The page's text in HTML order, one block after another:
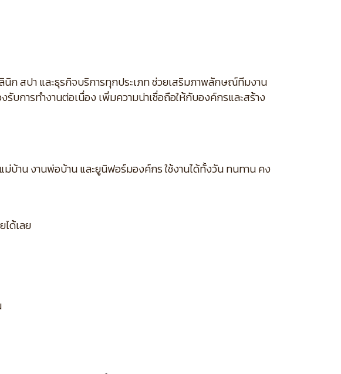
นิก สปา และธุรกิจบริการทุกประเภท ช่วยเสริมภาพลักษณ์ทีมงาน
รับการทำงานต่อเนื่อง เพิ่มความน่าเชื่อถือให้กับองค์กรและสร้าง
ม่บ้าน งานพ่อบ้าน และยูนิฟอร์มองค์กร ใช้งานได้ทั้งวัน ทนทาน คง
ด้เลย